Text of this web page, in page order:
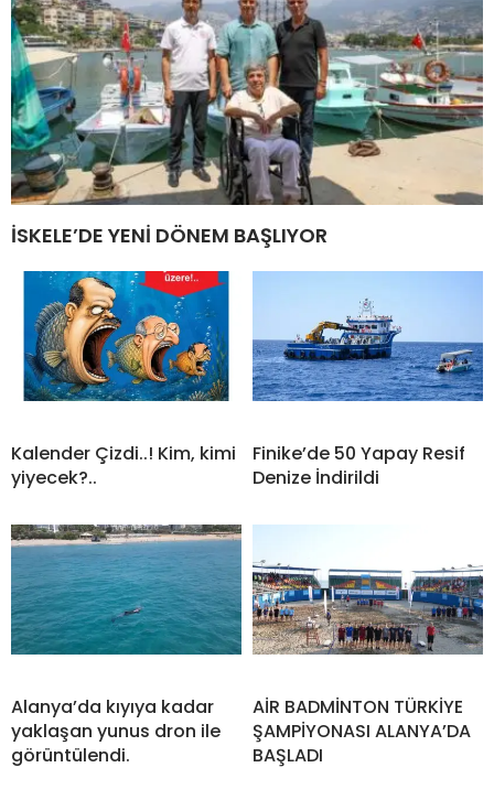
İSKELE’DE YENİ DÖNEM BAŞLIYOR
Kalender Çizdi..! Kim, kimi
yiyecek?..
Finike’de 50 Yapay Resif
Denize İndirildi
Alanya’da kıyıya kadar
yaklaşan yunus dron ile
görüntülendi.
AİR BADMİNTON TÜRKİYE
ŞAMPİYONASI ALANYA’DA
BAŞLADI